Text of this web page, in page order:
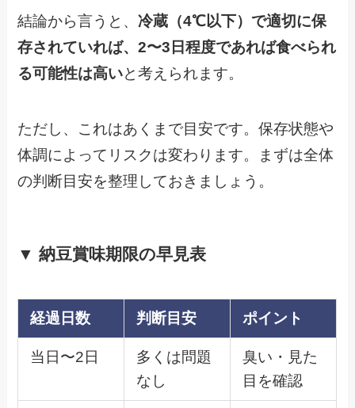
結論から言うと、冷蔵（4℃以下）で適切に保
存されていれば、2〜3日程度であれば食べられ
る可能性は高いと考えられます。
ただし、これはあくまで目安です。保存状態や
体調によってリスクは変わります。まずは全体
の判断目安を整理しておきましょう。
▼ 納豆賞味期限の早見表
経過日数 判断目安 ポイント
当日〜2日
多くは問題
なし
臭い・見た
目を確認